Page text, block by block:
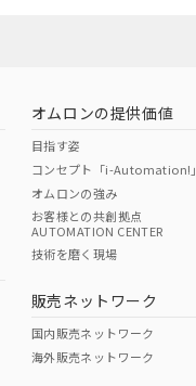
O
オムロンの提供価値
目指す姿
コンセプト「i-Automation!」
オムロンの強み
お客様との共創拠点
AUTOMATION CENTER
技術を磨く現場
販売ネットワーク
国内販売ネットワーク
海外販売ネットワーク